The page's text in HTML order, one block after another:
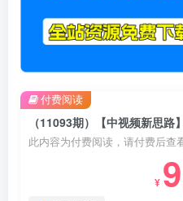
此内容为付费阅读，请付费后查
¥
付费阅读